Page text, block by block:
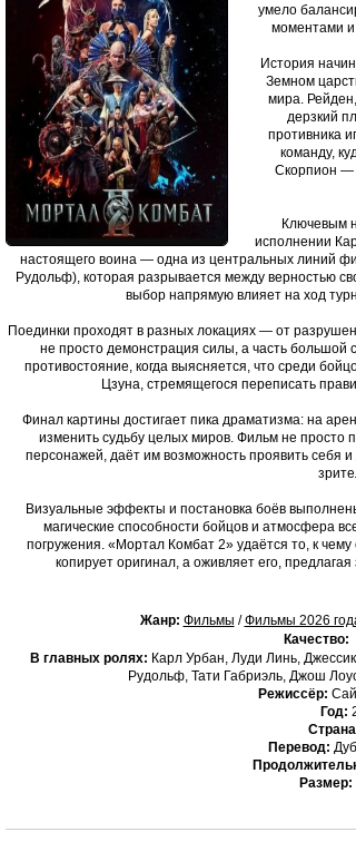
умело
моментами
История
Земном
мира.
дерзкий
противника
команду,
Скорпион —
Ключевым
исполнении
настоящего воина — одна из центральных линий
Рудольф), которая разрывается между верностью
выбор напрямую влияет на ход
Поединки проходят в разных локациях — от
не просто демонстрация силы, а часть большой
противостояние, когда выясняется, что среди
Цзуна, стремящегося переписать
Финал картины достигает пика драматизма: на
изменить судьбу целых миров. Фильм не
персонажей, даёт им возможность проявить себя
Визуальные эффекты и постановка боёв
магические способности бойцов и атмосфера
погружения. «Мортал Комбат 2» удаётся то, к
копирует оригинал, а оживляет его,
Жанр: Фильмы /Фильмы 2026
Качество:
В главных ролях: Карл Урбан, Луди Линь,
Рудольф, Тати Габриэль, Джош
Режиссёр:
Год:
Перевод:
Размер: